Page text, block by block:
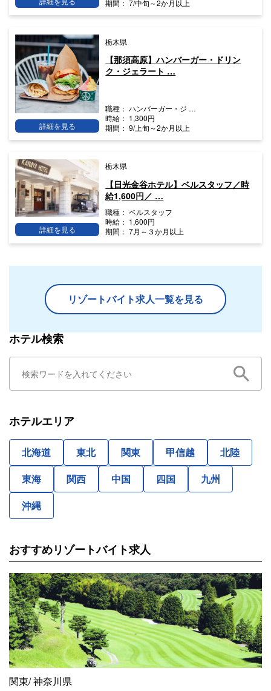
期間： 7/中旬～2か月以上
栃木県
【那須高原】ハンバーガー・ドリン
ク・ジェラート …
職種： ハンバーガー・ジ …
時給： 1,300円
期間： 9/上旬～2か月以上
詳細を見る
栃木県
【日光金谷ホテル】ベルスタッフ／時
給1,600円／ …
職種： ベルスタッフ
時給： 1,600円
期間： 7月～３か月以上
詳細を見る
リゾートバイト求人一覧を見る
ホテル検索
ホテルエリア
北海道 東北 関東 甲信越
北陸
東海
関西 中国 四国
九州
沖縄
おすすめリゾートバイト求人
関東 神奈川県